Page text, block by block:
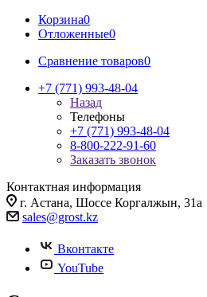
Корзина0
Отложенные0
Сравнение товаров0
+7 (771) 993-48-04
Назад
Телефоны
+7 (771) 993-48-04
8-800-222-91-60
Заказать звонок
Контактная информация
г. Астана, Шоссе Коргалжын, 31а
sales@grost.kz
Вконтакте
YouTube